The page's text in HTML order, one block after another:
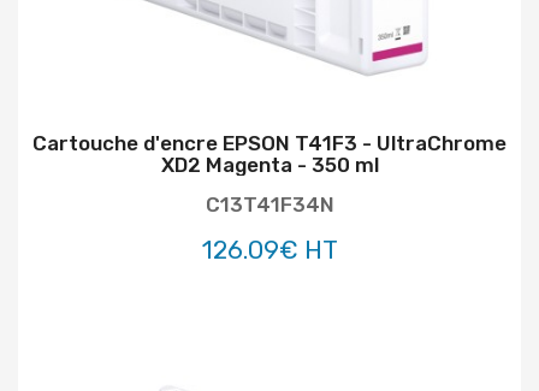
Cartouche d'encre EPSON T41F3 - UltraChrome
XD2 Magenta - 350 ml
C13T41F34N
126.09€ HT